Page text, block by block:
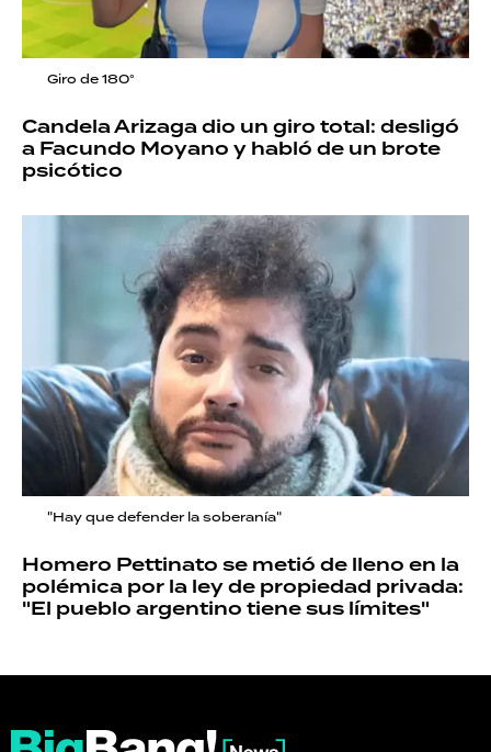
Giro de 180°
Candela Arizaga dio un giro total: desligó
a Facundo Moyano y habló de un brote
psicótico
"Hay que defender la soberanía"
Homero Pettinato se metió de lleno en la
polémica por la ley de propiedad privada:
"El pueblo argentino tiene sus límites"